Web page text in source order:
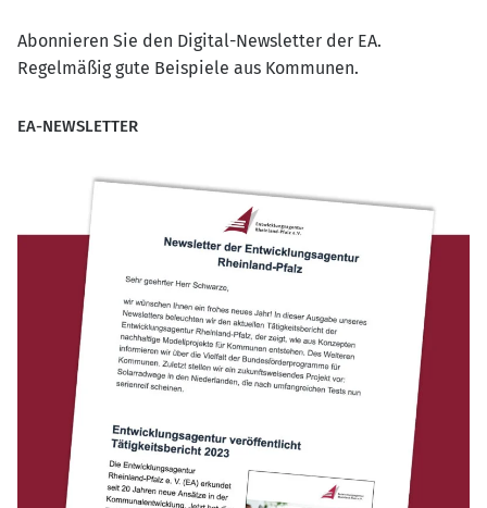
Abonnieren Sie den Digital-Newsletter der EA.
Regelmäßig gute Beispiele aus Kommunen.
EA-NEWSLETTER